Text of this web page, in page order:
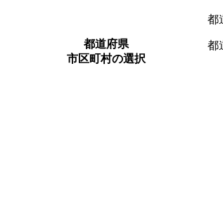
都道府県
市区町村の選択
都
都